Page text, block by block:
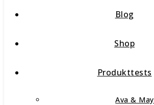
Blog
Shop
Produkttests
Ava & May